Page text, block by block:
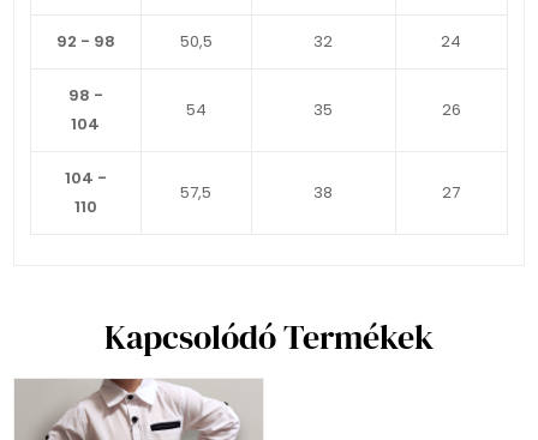
92 - 98 50,5 32 24
98 -
104
54 35 26
104 -
110
57,5 38 27
Kapcsolódó Termékek